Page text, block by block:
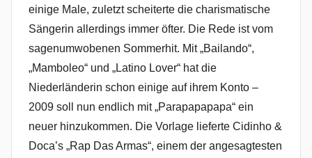
einige Male, zuletzt scheiterte die charismatische
Sängerin allerdings immer öfter. Die Rede ist vom
sagenumwobenen Sommerhit. Mit „Bailando“,
„Mamboleo“ und „Latino Lover“ hat die
Niederländerin schon einige auf ihrem Konto –
2009 soll nun endlich mit „Parapapapapa“ ein
neuer hinzukommen. Die Vorlage lieferte Cidinho &
Doca’s „Rap Das Armas“, einem der angesagtesten